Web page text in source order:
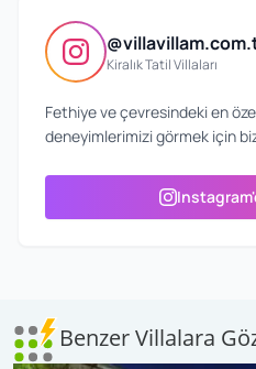
Kiralık Tatil Villaları
Fethiye ve çevresindeki en
deneyimlerimizi görmek için
Benzer Villalara